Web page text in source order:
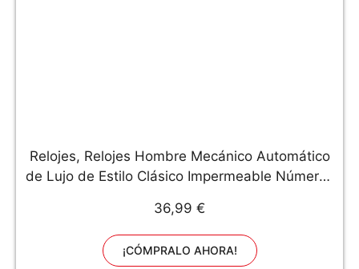
Relojes, Relojes Hombre Mecánico Automático
de Lujo de Estilo Clásico Impermeable Números
36,99 €
¡CÓMPRALO AHORA!